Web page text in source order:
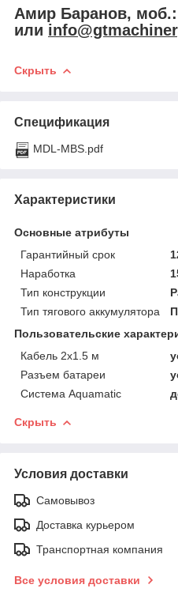
Амир Баранов, моб.:
или
Скрыть
Спецификация
MDL-MBS.pdf
Характеристики
Основные атрибуты
Гарантийный срок
Наработка
Тип конструкции
Тип тягового аккумулятора
Пользовательские
Кабель 2х1.5 м
Разъем батареи
Система Aquamatic
Скрыть
Условия доставки
Самовывоз
Доставка курьером
Транспортная компания
Все условия доставки